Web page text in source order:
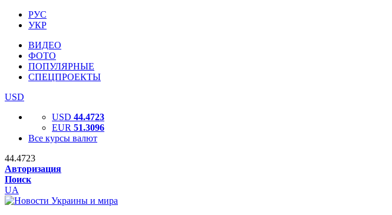
РУС
УКР
ВИДЕО
ФОТО
ПОПУЛЯРНЫЕ
СПЕЦПРОЕКТЫ
USD
USD 44.4723
EUR 51.3096
Все курсы валют
44.4723
Авторизация
Поиск
UA